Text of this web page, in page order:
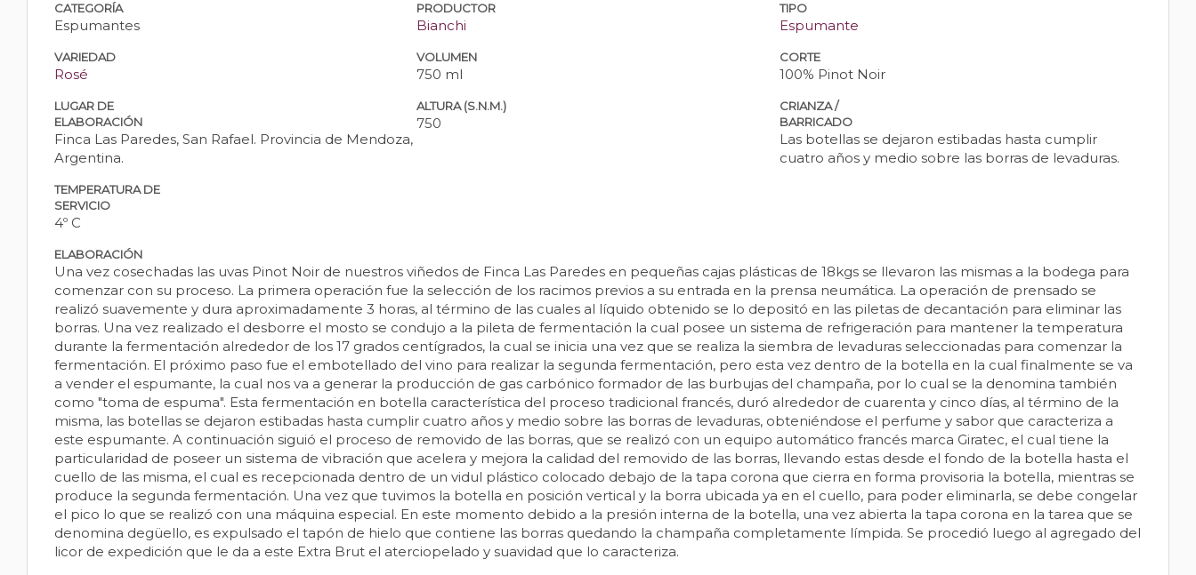
CATEGORÍA
Espumantes
PRODUCTOR
Bianchi
TIPO
Espumante
VARIEDAD
Rosé
VOLUMEN
750 ml
CORTE
100% Pinot Noir
LUGAR DE
ELABORACIÓN
Finca Las Paredes, San Rafael. Provincia de Mendoza,
Argentina.
ALTURA (S.N.M.)
750
CRIANZA /
BARRICADO
Las botellas se dejaron estibadas hasta cumplir
cuatro años y medio sobre las borras de levaduras.
TEMPERATURA DE
SERVICIO
4º C
ELABORACIÓN
Una vez cosechadas las uvas Pinot Noir de nuestros viñedos de Finca Las Paredes en pequeñas cajas plásticas de 18kgs se llevaron las mismas a la bodega para
comenzar con su proceso. La primera operación fue la selección de los racimos previos a su entrada en la prensa neumática. La operación de prensado se
realizó suavemente y dura aproximadamente 3 horas, al término de las cuales al líquido obtenido se lo depositó en las piletas de decantación para eliminar las
borras. Una vez realizado el desborre el mosto se condujo a la pileta de fermentación la cual posee un sistema de refrigeración para mantener la temperatura
durante la fermentación alrededor de los 17 grados centígrados, la cual se inicia una vez que se realiza la siembra de levaduras seleccionadas para comenzar la
fermentación. El próximo paso fue el embotellado del vino para realizar la segunda fermentación, pero esta vez dentro de la botella en la cual finalmente se va
a vender el espumante, la cual nos va a generar la producción de gas carbónico formador de las burbujas del champaña, por lo cual se la denomina también
como "toma de espuma". Esta fermentación en botella característica del proceso tradicional francés, duró alrededor de cuarenta y cinco días, al término de la
misma, las botellas se dejaron estibadas hasta cumplir cuatro años y medio sobre las borras de levaduras, obteniéndose el perfume y sabor que caracteriza a
este espumante. A continuación siguió el proceso de removido de las borras, que se realizó con un equipo automático francés marca Giratec, el cual tiene la
particularidad de poseer un sistema de vibración que acelera y mejora la calidad del removido de las borras, llevando estas desde el fondo de la botella hasta el
cuello de las misma, el cual es recepcionada dentro de un vidul plástico colocado debajo de la tapa corona que cierra en forma provisoria la botella, mientras se
produce la segunda fermentación. Una vez que tuvimos la botella en posición vertical y la borra ubicada ya en el cuello, para poder eliminarla, se debe congelar
el pico lo que se realizó con una máquina especial. En este momento debido a la presión interna de la botella, una vez abierta la tapa corona en la tarea que se
denomina degüello, es expulsado el tapón de hielo que contiene las borras quedando la champaña completamente límpida. Se procedió luego al agregado del
licor de expedición que le da a este Extra Brut el aterciopelado y suavidad que lo caracteriza.